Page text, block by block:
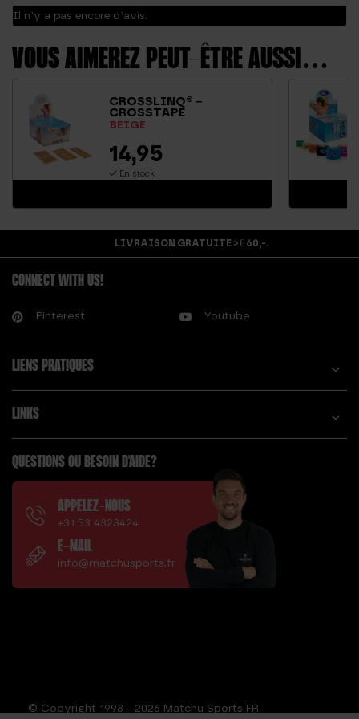
Il n’y a pas encore d’avis.
VOUS AIMEREZ PEUT-ÊTRE AUSSI…
CROSSLINQ® –
CROSSTAPE
BEIGE
14,95
En stock
LIVRAISON GRATUITE > € 60,-.
CONNECT WITH US!
Pinterest Youtube
LIENS PRATIQUES
LINKS
QUESTIONS OU BESOIN D'AIDE?
APPELEZ-NOUS
+31 53 4328424
E-MAIL
info@matchusports.fr
© Copyright 1998 - 2026 Matchu Sports FR